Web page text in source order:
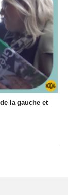
la gauche et